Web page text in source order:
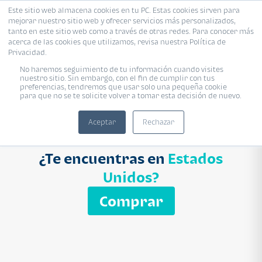
Este sitio web almacena cookies en tu PC. Estas cookies sirven para
mejorar nuestro sitio web y ofrecer servicios más personalizados,
tanto en este sitio web como a través de otras redes. Para conocer más
acerca de las cookies que utilizamos, revisa nuestra Política de
Privacidad.
No haremos seguimiento de tu información cuando visites
nuestro sitio. Sin embargo, con el fin de cumplir con tus
preferencias, tendremos que usar solo una pequeña cookie
para que no se te solicite volver a tomar esta decisión de nuevo.
Aceptar Rechazar
Proyecto Modelo Inmobiliaria
Ingresa el nombre del proyecto
Buscar
¿Te encuentras en Estados
Unidos?
Comprar